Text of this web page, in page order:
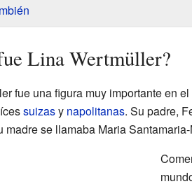
Lina Wertmüller?
fue una figura muy importante en
suizasy napolitanas. Su padre,
madre se llamaba Maria